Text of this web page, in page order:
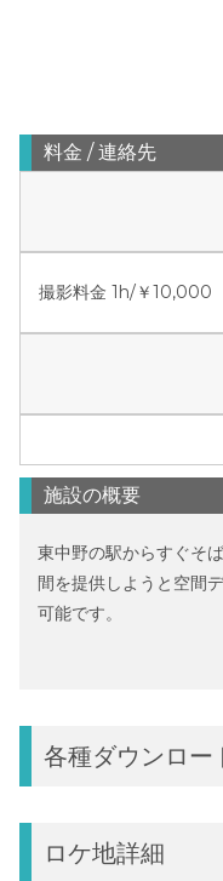
料金 / 連絡先
撮影料金 1h/￥10,000
施設の概要
東中野の駅からすぐそ
間を提供しようと空間
可能です。
各種ダウンロー
ロケ地詳細